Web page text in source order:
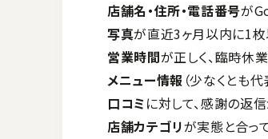
店舗名・住所・電話番号が
写真が直近3ヶ月以内に1
営業時間が正しく、臨時休
メニュー情報 （少なくとも
口コミに対して、感謝の返
店舗カテゴリが実態と合って